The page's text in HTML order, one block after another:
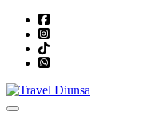
Toggle navigation